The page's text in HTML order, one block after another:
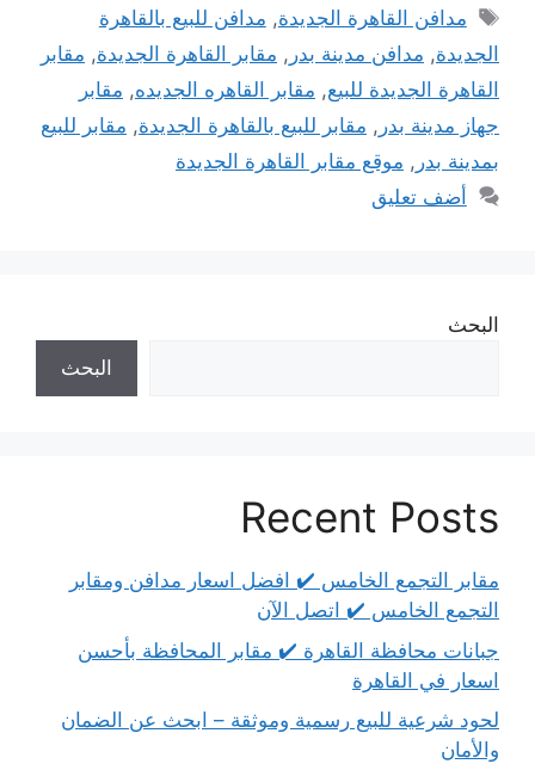
الوسوم
مدافن القاهرة الجديدة, مدافن للبيع بالقاهرة
الجديدة, مدافن مدينة بدر , مقابر القاهرة الجديدة, مقابر
القاهرة الجديدة للبيع, مقابر القاهره الجديده, مقابر
جهاز مدينة بدر , مقابر للبيع بالقاهرة الجديدة, مقابر للبيع
بمدينة بدر , موقع مقابر القاهرة الجديدة
أضف تعليق
البحث
البحث
Recent Posts
مقابر التجمع الخامس ✔️ افضل اسعار مدافن ومقابر
التجمع الخامس ✔️ اتصل الآن
جبانات محافظة القاهرة ✔️ مقابر المحافظة بأحسن
اسعار في القاهرة
لحود شرعية للبيع رسمية وموثقة – ابحث عن الضمان
والأمان